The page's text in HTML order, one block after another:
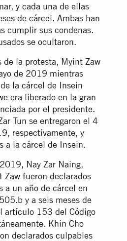
y cada una de ellas
de cárcel. Ambas han
cumplir sus condenas.
se ocultaron.
de la protesta, Myint Zaw
de 2019 mientras
la cárcel de Insein
era liberado en la gran
por el presidente.
Tun se entregaron el 4
respectivamente, y
a la cárcel de Insein.
Nay Zar Naing,
Zaw fueron declarados
a un año de cárcel en
y a seis meses de
artículo 153 del Código
Khin Cho
declarados culpables